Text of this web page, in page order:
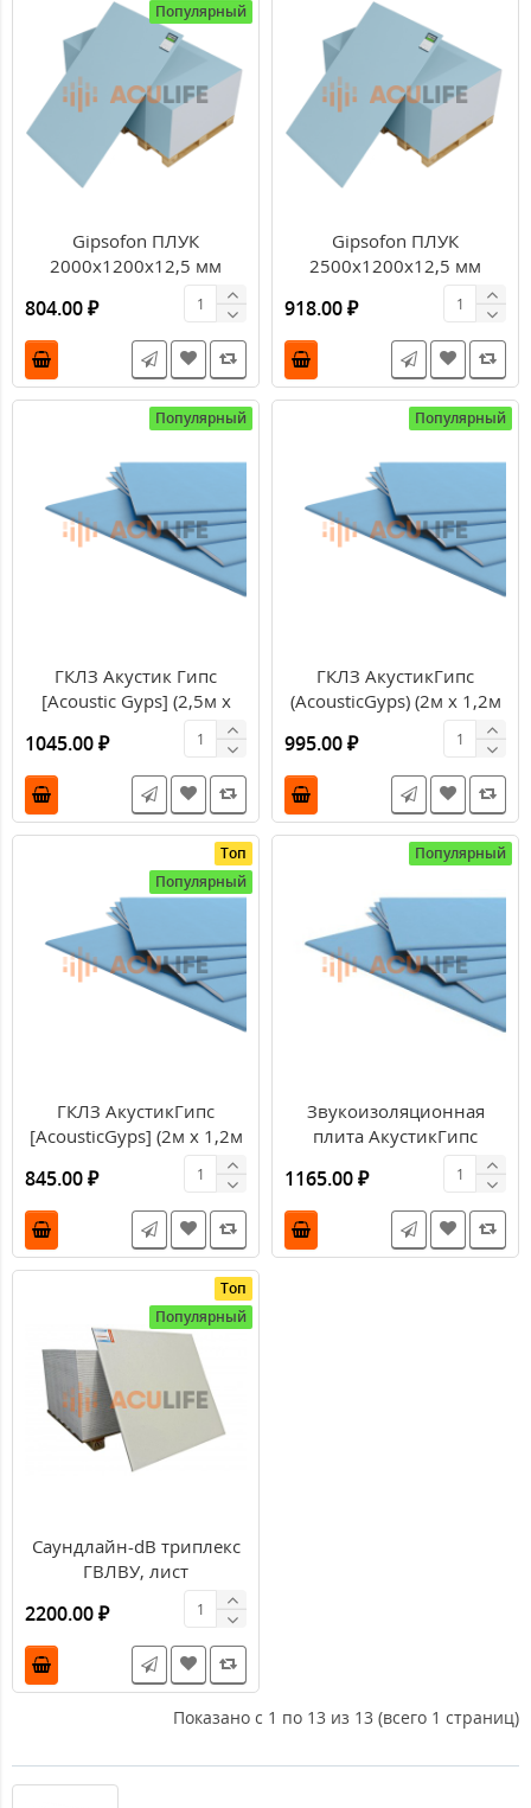
Популярный
Gipsofon ПЛУК
2000х1200х12,5 мм
804.00 ₽
Gipsofon ПЛУК
2500х1200х12,5 мм
918.00 ₽
Популярный
ГКЛЗ Акустик Гипс
[Acoustic Gyps] (2,5м х
1,2м х 12,5 мм) 3м2
1045.00 ₽
Популярный
ГКЛЗ АкустикГипс
(AcousticGyps) (2м х 1,2м
х 15мм) 2,4м2
995.00 ₽
Топ
Популярный
ГКЛЗ АкустикГипс
[AcousticGyps] (2м х 1,2м
х 12,5 мм) 2,4 м2
845.00 ₽
Популярный
Звукоизоляционная
плита АкустикГипс
[AcousticGyps] (2,5м х
1,2м х 15 мм) 3м2
1165.00 ₽
Топ
Популярный
Саундлайн-dB триплекс
ГВЛВУ, лист
1200х1200х16,5мм
(1,44м2/лист)
2200.00 ₽
Показано с 1 по 13 из 13 (всего 1 страниц)